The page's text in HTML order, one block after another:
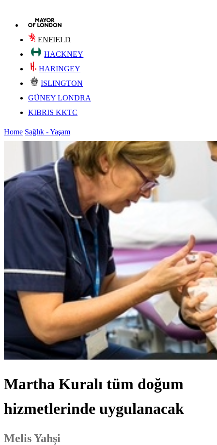
ENFIELD
HACKNEY
HARINGEY
ISLINGTON
GÜNEY LONDRA
KIBRIS KKTC
Home Sağlık - Yaşam
Martha Kuralı tüm doğum
hizmetlerinde uygulanacak
Melis Yahşi